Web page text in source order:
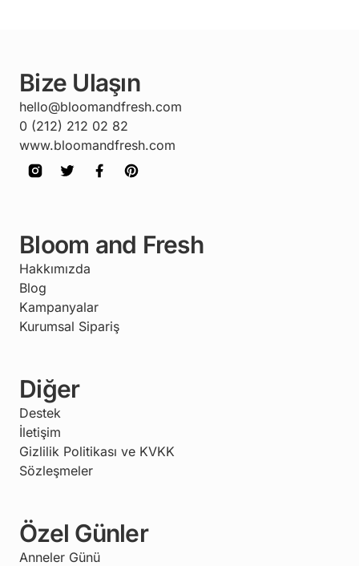
Bize Ulaşın
hello@bloomandfresh.com
0 (212) 212 02 82
www.bloomandfresh.com
Bloom and Fresh
Hakkımızda
Blog
Kampanyalar
Kurumsal Sipariş
Diğer
Destek
İletişim
Gizlilik Politikası ve KVKK
Sözleşmeler
Özel Günler
Anneler Günü